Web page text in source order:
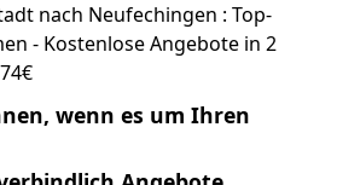
nach Neufechingen : Top-
- Kostenlose Angebote in 2
wenn es um Ihren